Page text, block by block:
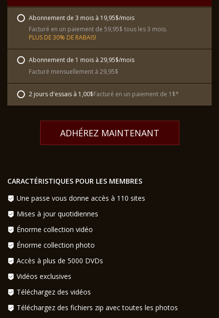
Abonnement de 3 mois à 19,95$/mois
Facturé en un paiement de 59,95$ tous les 3 mois.
PLUS DE 30% DE RABAIS!
Abonnement de 1 mois à 29,95$/mois
Facturé mensuellement à 29,95$
2 jours d'essais à 1,00$Facturé en un paiement de 1$*
ADHÉREZ MAINTENANT
CARACTÉRISTIQUES POUR LES MEMBRES
Une passe vous donne accès à 110 sites
Mises à jour quotidiennes
Énorme collection vidéo
Énorme collection photo
Accès à plus de 5000 DVDs
Vidéos exclusives
Téléchargez des vidéos
Téléchargez des fichiers zip avec toutes les photos